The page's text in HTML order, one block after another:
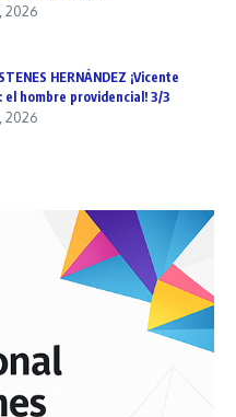
2026
HERNÁNDEZ ¡Vicente
el hombre providencial! 3/3
2026